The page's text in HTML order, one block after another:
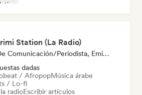
Station (La Radio)
Medios De Comunicación/Periodista, Emisoras De Radio
dadas
/ AfropopMúsica árabe
/ Lo-fi
radioEscribir artículos